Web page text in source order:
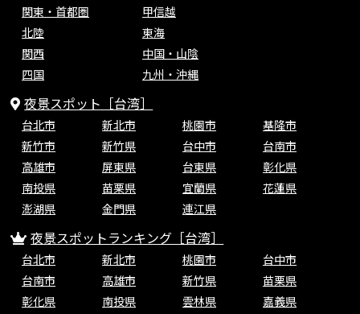
関東・首都圏
甲信越
北陸
東海
関西
中国・山陰
四国
九州・沖縄
夜景スポット［台湾］
台北市 新北市 桃園市
基隆市
新竹市
新竹県 台中市
台南市
高雄市
屏東県 台東県
彰化県
南投県
苗栗県 宜蘭県
花蓮県
澎湖県
金門県 連江県
夜景スポットランキング［台湾］
台北市 新北市 桃園市
台中市
台南市
高雄市 新竹県
苗栗県
彰化県
南投県 雲林県
嘉義県